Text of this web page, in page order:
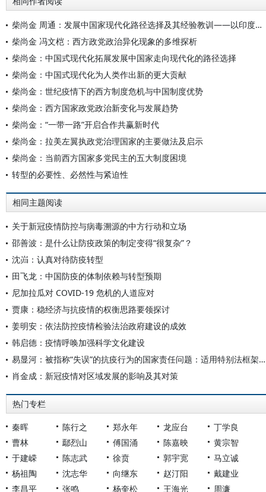
柴尚金 周通：发展中国家现代化路径选择及其经验教训——以印度、巴西、南非等国的现代化为例
柴尚金 冯文桤：西方政党政治异化现象的多维探析
柴尚金：中国式现代化拓展发展中国家走向现代化的路径选择
柴尚金：中国式现代化为人类作出新的更大贡献
柴尚金：世纪疫情下的西方制度危机与中国制度优势
柴尚金：西方国家政党政治新变化与发展趋势
柴尚金：“一带一路”开启合作共赢新时代
柴尚金：拉美左翼执政党治理国家的主要做法及启示
柴尚金：当前西方国家多党民主的五大制度困境
转型的必要性、必然性与紧迫性
相同主题阅读
关于新冠疫情防控与病毒溯源的中方行动和立场
邵善波：是什么让防疫政策的制定变得“很复杂”？
沈岿：认真对待防疫转型
田飞龙：中国防疫的体制依赖与转型预期
尼加拉瓜对 COVID-19 危机的人道应对
贾康：稳经济与抗疫情的权衡思路要领探讨
姜明安：依法防控疫情检验法治政府建设的成效
韩启德：疫情呼唤加强科学文化建设
易显河：被指称“失误”的抗疫行为的国家责任问题：适用特别法框架还是一般法框架?
肖金成：新冠疫情对区域发展的影响及其对策
热门专栏
秦晖 陈行之 郑永年 龙应台
丁学良
曹林
鄢烈山 傅国涌 陈嘉映
黄宗智
于建嵘
陈志武 徐贲 郭宇宽
马立诚
杨祖陶
沈志华 向继东 赵汀阳
戴建业
李昌平
张鸣 杨奎松 王海光 周濂